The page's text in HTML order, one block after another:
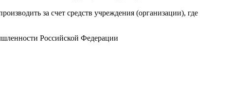
за счет средств учреждения (организации), где
Российской Федерации